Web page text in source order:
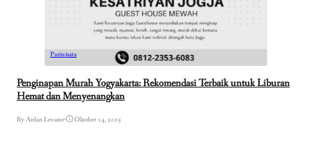
Pariwisata
Penginapan Murah Yogyakarta: Rekomendasi Terbaik untuk Liburan
Hemat dan Menyenangkan
By Ardan Levano• Oktober 14, 2025